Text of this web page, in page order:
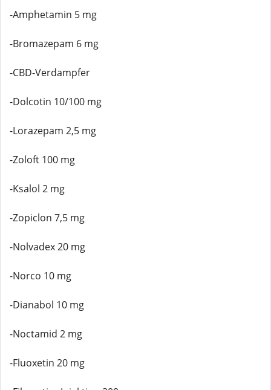
-Amphetamin 5 mg
-Bromazepam 6 mg
-CBD-Verdampfer
-Dolcotin 10/100 mg
-Lorazepam 2,5 mg
-Zoloft 100 mg
-Ksalol 2 mg
-Zopiclon 7,5 mg
-Nolvadex 20 mg
-Norco 10 mg
-Dianabol 10 mg
-Noctamid 2 mg
-Fluoxetin 20 mg